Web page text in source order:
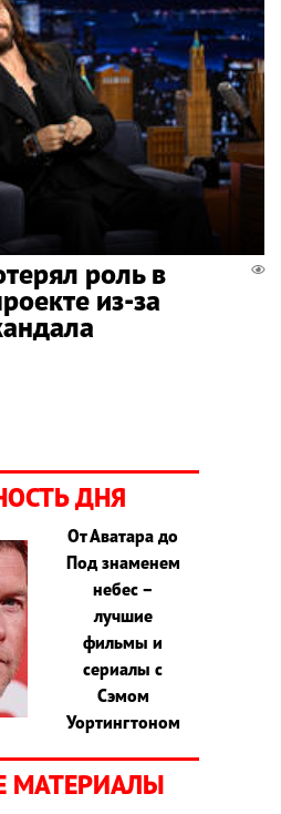
роль в
из-за
ДНЯ
От Аватара до
Под знаменем
небес –
лучшие
фильмы и
сериалы с
Сэмом
Уортингтоном
МАТЕРИАЛЫ